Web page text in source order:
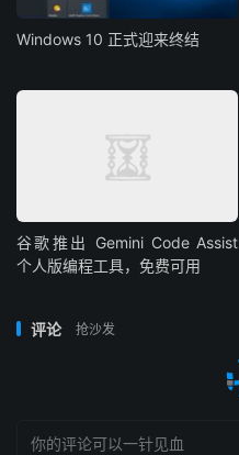
Windows 10 正式迎来终结
谷歌推出 Gemini Code Assist
个人版编程工具，免费可用
评论 抢沙发